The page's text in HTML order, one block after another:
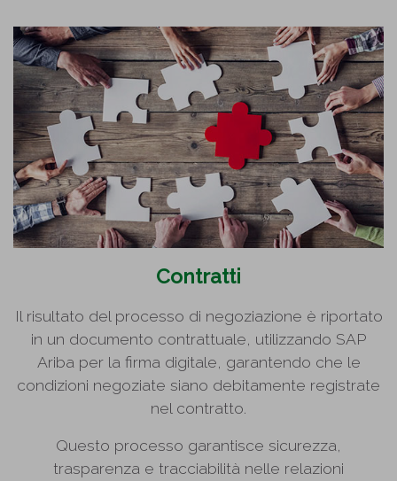
Contratti
Il risultato del processo di negoziazione è riportato
in un documento contrattuale, utilizzando SAP
Ariba per la firma digitale, garantendo che le
condizioni negoziate siano debitamente registrate
nel contratto.
Questo processo garantisce sicurezza,
trasparenza e tracciabilità nelle relazioni